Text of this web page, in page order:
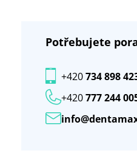
Potřebujete
+420777 244
+420734 898